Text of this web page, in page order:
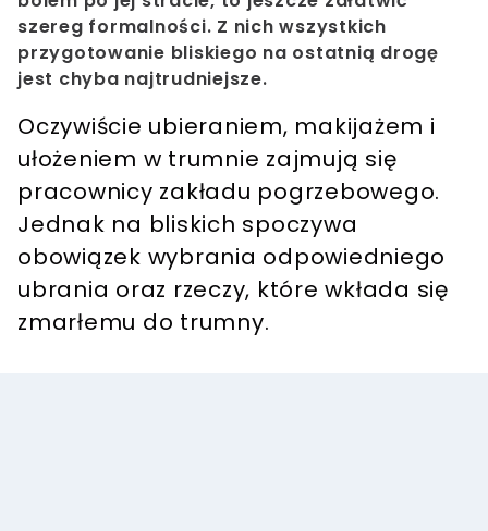
szereg formalności. Z nich wszystkich
przygotowanie bliskiego na ostatnią drogę
jest chyba najtrudniejsze.
Oczywiście ubieraniem, makijażem i
ułożeniem w trumnie zajmują się
pracownicy zakładu pogrzebowego.
Jednak na bliskich spoczywa
obowiązek wybrania odpowiedniego
ubrania oraz rzeczy, które wkłada się
zmarłemu do trumny.